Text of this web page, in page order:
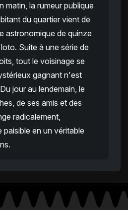
matin, la rumeur publique
du quartier vient de
astronomique de quinze
Suite à une série de
tout le voisinage se
gagnant n'est
jour au lendemain, le
de ses amis et des
radicalement,
en un véritable